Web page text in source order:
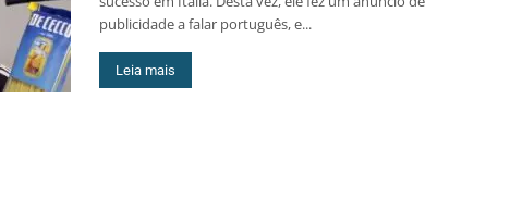
publicidade a falar português, e...
Leia mais